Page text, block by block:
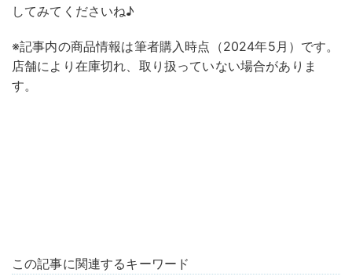
してみてくださいね♪
※記事内の商品情報は筆者購入時点（2024年5月）です。
店舗により在庫切れ、取り扱っていない場合がありま
す。
この記事に関連するキーワード